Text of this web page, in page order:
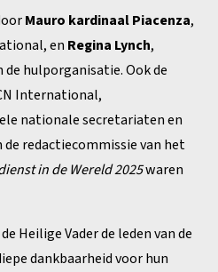
Mauro kardinaal Piacenza,
en Regina Lynch,
hulporganisatie. Ook de
International,
nationale secretariaten en
redactiecommissie van het
in de Wereld 2025waren
Heilige Vader de leden van de
dankbaarheid voor hun